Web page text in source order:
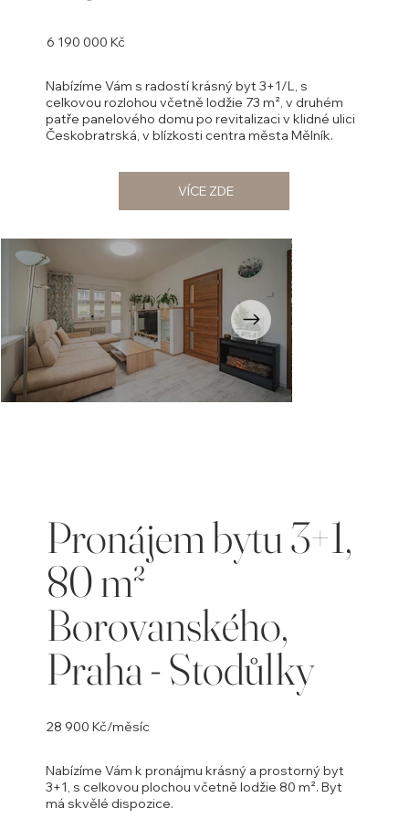
6 190 000 Kč
Nabízíme Vám s radostí krásný byt 3+1/L, s
celkovou rozlohou včetně lodžie 73 m², v druhém
patře panelového domu po revitalizaci v klidné ulici
Českobratrská, v blízkosti centra města Mělník.
VÍCE ZDE
Pronájem bytu 3+1,
80 m²
Borovanského,
Praha - Stodůlky
28 900 Kč/měsíc
Nabízíme Vám k pronájmu krásný a prostorný byt
3+1, s celkovou plochou včetně lodžie 80 m². Byt
má skvělé dispozice.